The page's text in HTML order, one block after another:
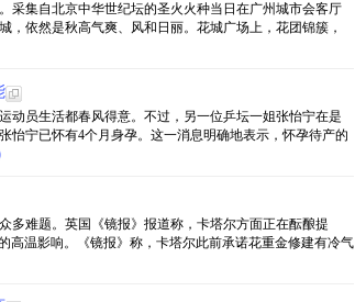
集自北京中华世纪坛的圣火火种当日在广州城市会客厅
依然是秋高气爽、风和日丽。花城广场上，花团锦簇，
动员生活都春风得意。不过，另一位乒坛一姐张怡宁在是
怡宁已怀有4个月身孕。这一消息明确地表示，怀孕待产的
多难题。英国《镜报》报道称，卡塔尔方面正在酝酿提
温影响。《镜报》称，卡塔尔此前承诺花重金修建有冷气